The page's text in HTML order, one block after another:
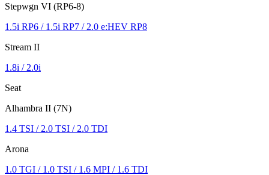
Stepwgn VI (RP6-8)
1.5i RP6 / 1.5i RP7 / 2.0 e:HEV RP8
Stream II
1.8i / 2.0i
Seat
Alhambra II (7N)
1.4 TSI / 2.0 TSI / 2.0 TDI
Arona
1.0 TGI / 1.0 TSI / 1.6 MPI / 1.6 TDI